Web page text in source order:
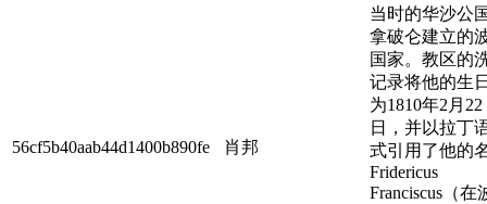
56cf5b40aab44d1400b890fe 肖邦
当时的华沙公
拿破仑建立的
国家。教区的
记录将他的生
为1810年2月22
日，并以拉丁
式引用了他的
Fridericus
Franciscus（在